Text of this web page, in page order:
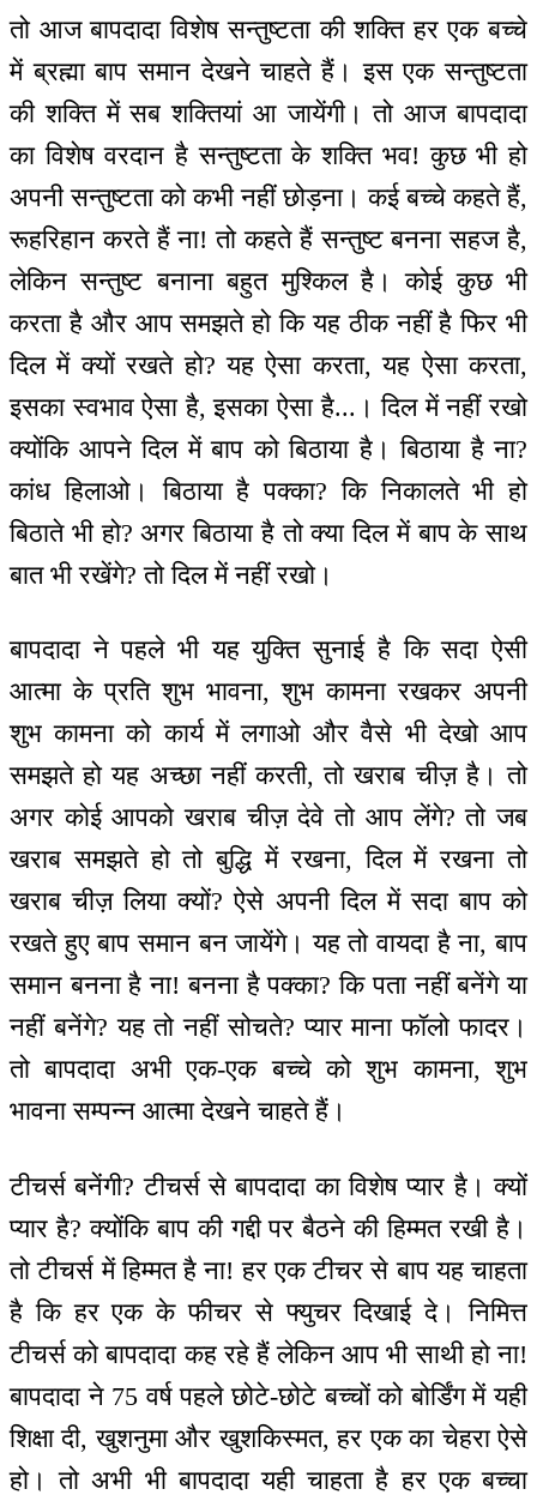
तो आज बापदादा विशेष सन्तुष्टता की शक्ति हर एक बच्चे
में ब्रह्मा बाप समान देखने चाहते हैं। इस एक सन्तुष्टता
की शक्ति में सब शक्तियां आ जायेंगी। तो आज बापदादा
का विशेष वरदान है सन्तुष्टता के शक्ति भव! कुछ भी हो
अपनी सन्तुष्टता को कभी नहीं छोड़ना। कई बच्चे कहते हैं,
रूहरिहान करते हैं ना! तो कहते हैं सन्तुष्ट बनना सहज है,
लेकिन सन्तुष्ट बनाना बहुत मुश्किल है। कोई कुछ भी
करता है और आप समझते हो कि यह ठीक नहीं है फिर भी
दिल में क्यों रखते हो? यह ऐसा करता, यह ऐसा करता,
इसका स्वभाव ऐसा है, इसका ऐसा है...। दिल में नहीं रखो
क्योंकि आपने दिल में बाप को बिठाया है। बिठाया है ना?
कांध हिलाओ। बिठाया है पक्का? कि निकालते भी हो
बिठाते भी हो? अगर बिठाया है तो क्या दिल में बाप के साथ
बात भी रखेंगे? तो दिल में नहीं रखो।
बापदादा ने पहले भी यह युक्ति सुनाई है कि सदा ऐसी
आत्मा के प्रति शुभ भावना, शुभ कामना रखकर अपनी
शुभ कामना को कार्य में लगाओ और वैसे भी देखो आप
समझते हो यह अच्छा नहीं करती, तो खराब चीज़ है। तो
अगर कोई आपको खराब चीज़ देवे तो आप लेंगे? तो जब
खराब समझते हो तो बुद्धि में रखना, दिल में रखना तो
खराब चीज़ लिया क्यों? ऐसे अपनी दिल में सदा बाप को
रखते हुए बाप समान बन जायेंगे। यह तो वायदा है ना, बाप
समान बनना है ना! बनना है पक्का? कि पता नहीं बनेंगे या
नहीं बनेंगे? यह तो नहीं सोचते? प्यार माना फॉलो फादर।
तो बापदादा अभी एक-एक बच्चे को शुभ कामना, शुभ
भावना सम्पन्न आत्मा देखने चाहते हैं।
टीचर्स बनेंगी? टीचर्स से बापदादा का विशेष प्यार है। क्यों
प्यार है? क्योंकि बाप की गद्दी पर बैठने की हिम्मत रखी है।
तो टीचर्स में हिम्मत है ना! हर एक टीचर से बाप यह चाहता
है कि हर एक के फीचर से फ्युचर दिखाई दे। निमित्त
टीचर्स को बापदादा कह रहे हैं लेकिन आप भी साथी हो ना!
बापदादा ने 75 वर्ष पहले छोटे-छोटे बच्चों को बोर्डिंग में यही
शिक्षा दी, खुशनुमा और खुशकिस्मत, हर एक का चेहरा ऐसे
हो। तो अभी भी बापदादा यही चाहता है हर एक बच्चा